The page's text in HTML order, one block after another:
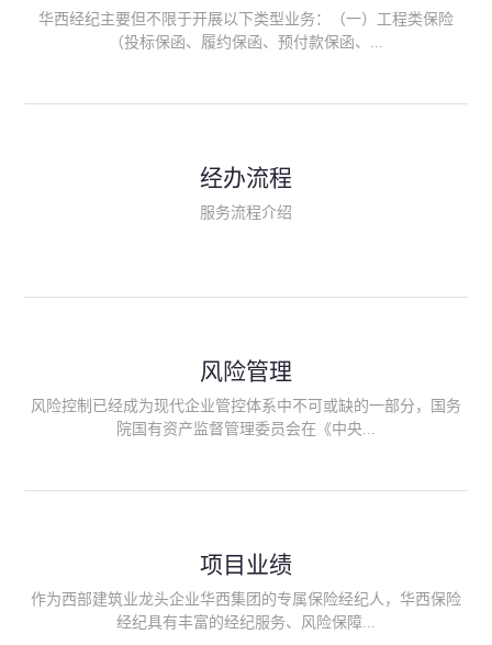
华西经纪主要但不限于开展以下类型业务：（一）工程类保险
（投标保函、履约保函、预付款保函、...
险、政府公共安全责任保险/自然灾害公众责任保险、精神病监护
人责任险、首台套/首版次保险、科技保险等）；（三）传统财产
险产品；（六）保险招投标业务。随着业务的开展，华西经纪会
供专业、优质的保险经纪服务。
经办流程
服务流程介绍
风险管理
风险控制已经成为现代企业管控体系中不可或缺的一部分，国务
院国有资产监督管理委员会在《中央...
能够为客户降低风险管理成本，提高经营效率；能够为企业提供
从风险评估、风险分析、风险防范、风险转移到灾后防损、索赔
等全方位、全过程、专家式的服务，拓展和深化由保险公司提供
项目业绩
作为西部建筑业龙头企业华西集团的专属保险经纪人，华西保险
经纪具有丰富的经纪服务、风险保障...